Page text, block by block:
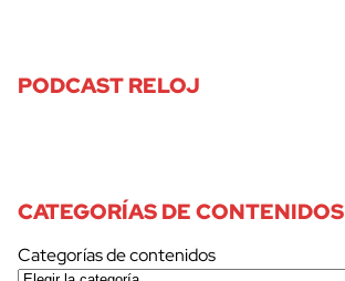
PODCAST RELOJ
CATEGORÍAS DE CONTENIDOS
Categorías de contenidos